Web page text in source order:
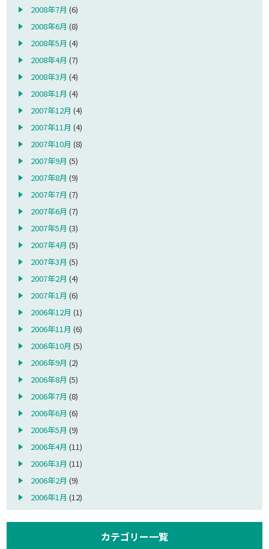
2008年7月 (6)
2008年6月 (8)
2008年5月 (4)
2008年4月 (7)
2008年3月 (4)
2008年1月 (4)
2007年12月 (4)
2007年11月 (4)
2007年10月 (8)
2007年9月 (5)
2007年8月 (9)
2007年7月 (7)
2007年6月 (7)
2007年5月 (3)
2007年4月 (5)
2007年3月 (5)
2007年2月 (4)
2007年1月 (6)
2006年12月 (1)
2006年11月 (6)
2006年10月 (5)
2006年9月 (2)
2006年8月 (5)
2006年7月 (8)
2006年6月 (6)
2006年5月 (9)
2006年4月 (11)
2006年3月 (11)
2006年2月 (9)
2006年1月 (12)
カテゴリー一覧